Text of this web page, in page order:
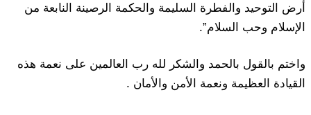
أرض التوحيد والفطرة السليمة والحكمة الرصينة النابعة من
الإسلام وحب السلام”.
واختم بالقول بالحمد والشكر لله رب العالمين على نعمة هذه
القيادة العظيمة ونعمة الأمن والأمان .